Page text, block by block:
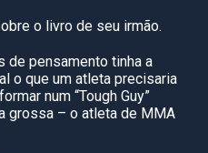
o livro de seu irmão.
de pensamento tinha a
o que um atleta precisaria
num “Tough Guy”
grossa – o atleta de MMA